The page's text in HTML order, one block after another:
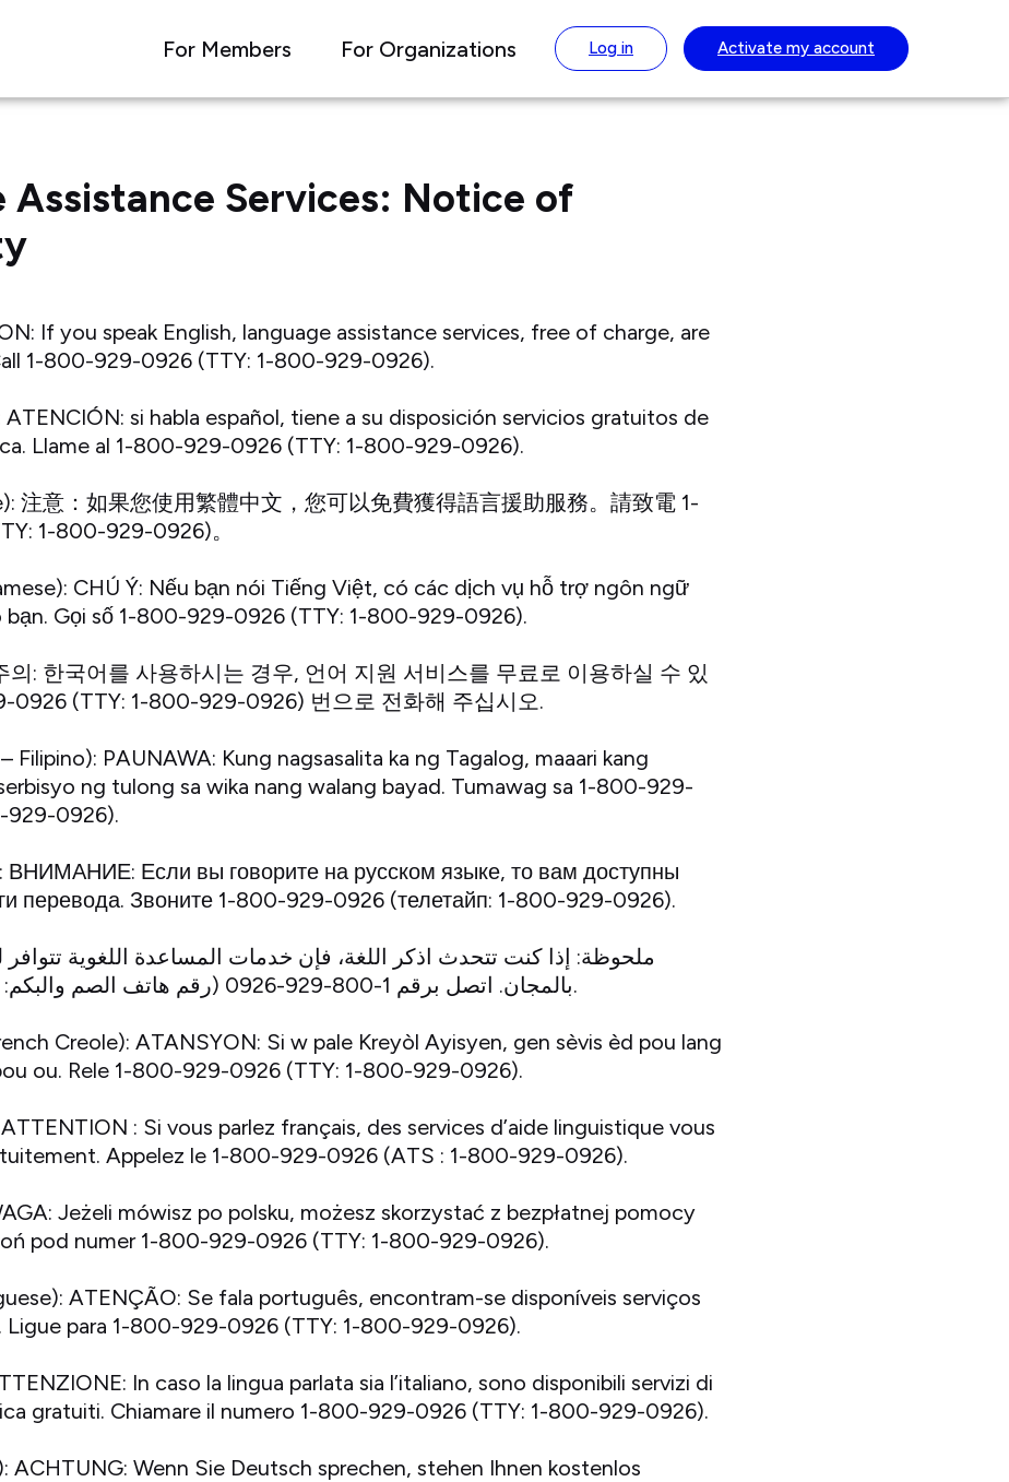
For Members For Organizations Log in Activate my account
Assistance Services: Notice of
If you speak English, language assistance services, free of charge, are
1-800-929-0926 (TTY: 1-800-929-0926).
ATENCIÓN: si habla español, tiene a su disposición servicios gratuitos de
Llame al 1-800-929-0926 (TTY: 1-800-929-0926).
注意：如果您使用繁體中文，您可以免費獲得語言援助服務。請致電 1-
1-800-929-0926)。
CHÚ Ý: Nếu bạn nói Tiếng Việt, có các dịch vụ hỗ trợ ngôn ngữ
bạn. Gọi số 1-800-929-0926 (TTY: 1-800-929-0926).
의: 한국어를 사용하시는 경우, 언어 지원 서비스를 무료로 이용하실 수 있
0926 (TTY: 1-800-929-0926) 번으로 전화해 주십시오.
Filipino): PAUNAWA: Kung nagsasalita ka ng Tagalog, maaari kang
ng tulong sa wika nang walang bayad. Tumawag sa 1-800-929-
929-0926).
ВНИМАНИЕ: Если вы говорите на русском языке, то вам доступны
перевода. Звоните 1-800-929-0926 (телетайп: 1-800-929-0926).
بالمجان. اتصل برقم 1-800-929-0926 (رقم هاتف الصم والبكم: 1-800-929-0926).
Creole): ATANSYON: Si w pale Kreyòl Ayisyen, gen sèvis èd pou lang
ou. Rele 1-800-929-0926 (TTY: 1-800-929-0926).
: Si vous parlez français, des services d’aide linguistique vous
Appelez le 1-800-929-0926 (ATS : 1-800-929-0926).
Jeżeli mówisz po polsku, możesz skorzystać z bezpłatnej pomocy
pod numer 1-800-929-0926 (TTY: 1-800-929-0926).
ATENÇÃO: Se fala português, encontram-se disponíveis serviços
Ligue para 1-800-929-0926 (TTY: 1-800-929-0926).
In caso la lingua parlata sia l’italiano, sono disponibili servizi di
gratuiti. Chiamare il numero 1-800-929-0926 (TTY: 1-800-929-0926).
ACHTUNG: Wenn Sie Deutsch sprechen, stehen Ihnen kostenlos